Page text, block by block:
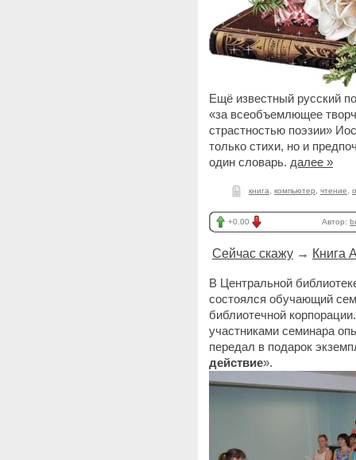
Ещё известный русский
«за всеобъемлющее
страстностью поэзии»
только стихи, но и
один словарь. далее »
книга компьютер чтение
+0.00 Автор:
Сейчас скажу → Книга
В Центральной
состоялся обучающий
библиотечной
участниками семинара
передал в подарок
действие».